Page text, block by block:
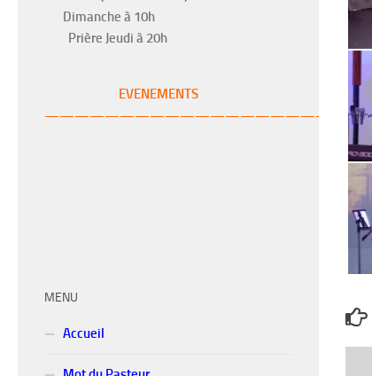
Dimanche à 10h
Prière Jeudi à 20h
EVENEMENTS
———————————————————-
MENU
Accueil